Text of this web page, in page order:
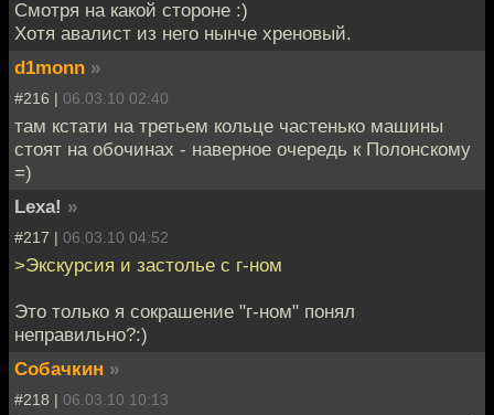
Смотря на какой стороне :)
Хотя авалист из него нынче хреновый.
d1monn »
#216 | 06.03.10 02:40
там кстати на третьем кольце частенько машины
стоят на обочинах - наверное очередь к Полонскому
=)
Lexa! »
#217 | 06.03.10 04:52
>Экскурсия и застолье с г-ном
Это только я сокрашение "г-ном" понял
неправильно?:)
Собачкин »
#218 | 06.03.10 10:13